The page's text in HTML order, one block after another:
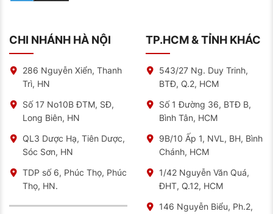
CHI NHÁNH HÀ NỘI
286 Nguyễn Xiển, Thanh
Trì, HN
Số 17 No10B ĐTM, SĐ,
Long Biên, HN
QL3 Dược Hạ, Tiên Dược,
Sóc Sơn, HN
TDP số 6, Phúc Thọ, Phúc
Thọ, HN.
TP.HCM & TỈNH KHÁC
543/27 Ng. Duy Trinh,
BTĐ, Q.2, HCM
Số 1 Đường 36, BTĐ B,
Bình Tân, HCM
9B/10 Ấp 1, NVL, BH, Bình
Chánh, HCM
1/42 Nguyễn Văn Quá,
ĐHT, Q.12, HCM
146 Nguyễn Biểu, Ph.2,